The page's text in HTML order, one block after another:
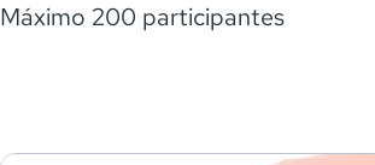
Máximo 200 participantes